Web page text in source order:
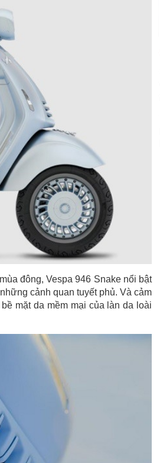
đông, Vespa 946 Snake nổi bật
cảnh quan tuyết phủ. Và cảm
mặt da mềm mại của làn da loài